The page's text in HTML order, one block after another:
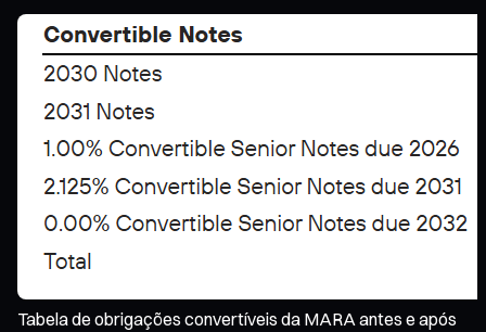
Tabela de obrigações convertíveis da MARA antes e após